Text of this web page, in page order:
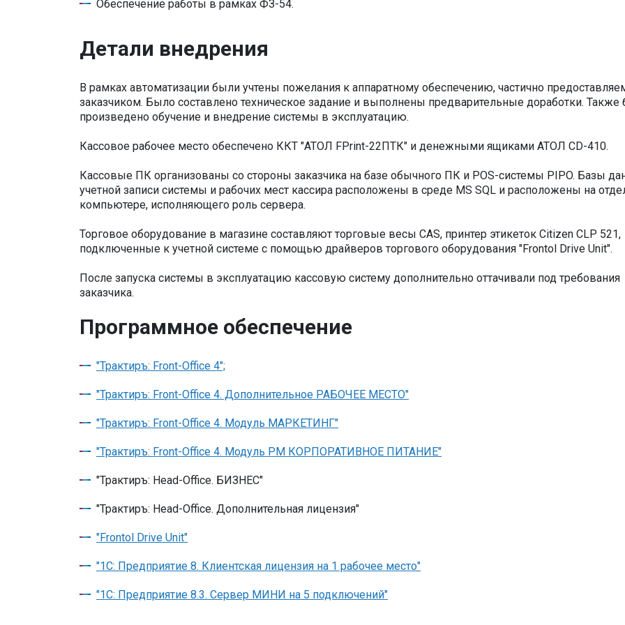
Обеспечение работы в рамках ФЗ-54.
Детали внедрения
В рамках автоматизации были учтены пожелания к аппаратному обеспечению, частично
заказчиком. Было составлено техническое задание и выполнены предварительные доработки. Также
произведено обучение и внедрение системы в эксплуатацию.
Кассовое рабочее место обеспечено ККТ "АТОЛ FPrint-22ПТК" и денежными ящиками АТОЛ CD-410.
Кассовые ПК организованы со стороны заказчика на базе обычного ПК и POS-системы PIPO. Базы
учетной записи системы и рабочих мест кассира расположены в среде MS SQL и расположены на
компьютере, исполняющего роль сервера.
Торговое оборудование в магазине составляют торговые весы CAS, принтер этикеток Citizen CLP 521,
подключенные к учетной системе с помощью драйверов торгового оборудования "Frontol Drive Unit".
После запуска системы в эксплуатацию кассовую систему дополнительно оттачивали под требования
заказчика.
Программное обеспечение
"Трактиръ: Front-Office 4";
"Трактиръ: Front-Office 4. Дополнительное РАБОЧЕЕ МЕСТО"
"Трактиръ: Front-Office 4. Модуль МАРКЕТИНГ"
"Трактиръ: Front-Office 4. Модуль РМ КОРПОРАТИВНОЕ ПИТАНИЕ"
"Трактиръ: Head-Office. БИЗНЕС"
"Трактиръ: Head-Office. Дополнительная лицензия"
"Frontol Drive Unit"
"1С: Предприятие 8. Клиентская лицензия на 1 рабочее место"
"1С: Предприятие 8.3. Сервер МИНИ на 5 подключений"